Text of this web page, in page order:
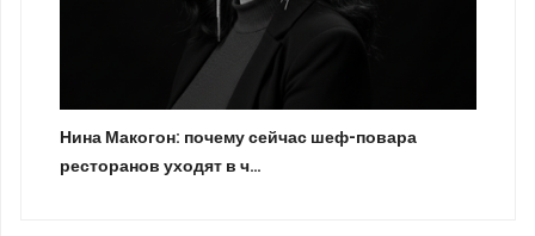
Нина Макогон: почему сейчас шеф-повара
ресторанов уходят в ч…